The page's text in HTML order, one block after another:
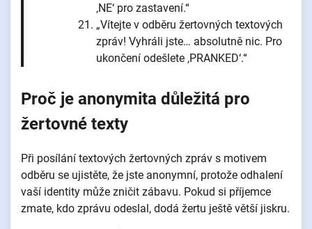
‚NE‘ pro zastavení.“
„Vítejte v odběru žertovných textových
zpráv! Vyhráli jste… absolutně nic. Pro
ukončení odešlete ‚PRANKED‘.“
Proč je anonymita důležitá pro
žertovné texty
Při posílání textových žertovných zpráv s motivem
odběru se ujistěte, že jste anonymní, protože odhalení
vaší identity může zničit zábavu. Pokud si příjemce
zmate, kdo zprávu odeslal, dodá žertu ještě větší jiskru.